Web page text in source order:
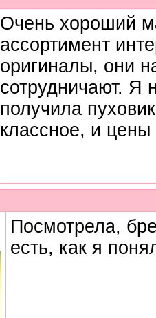
Очень хороший
ассортимент
оригиналы, они
сотрудничают. Я
получила
классное, и
Посмотрела,
есть, как я